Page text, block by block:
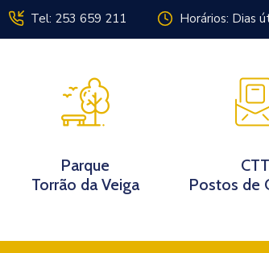
Tel: 253 659 211 Horários: Dias
Parque
Torrão da Veiga
CTT
Postos de